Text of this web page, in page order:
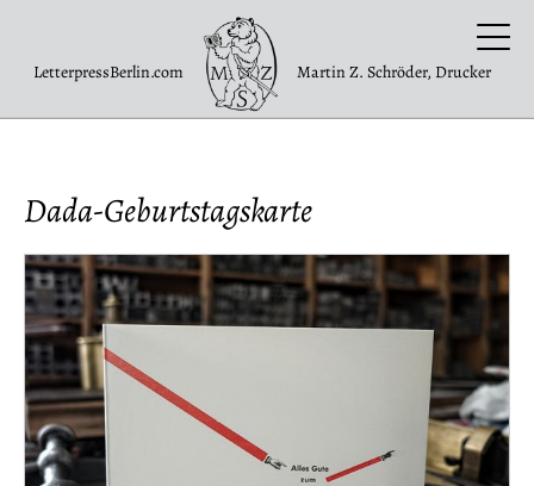
LetterpressBerlin.com Martin Z. Schröder, Drucker
Dada-Geburtstagskarte